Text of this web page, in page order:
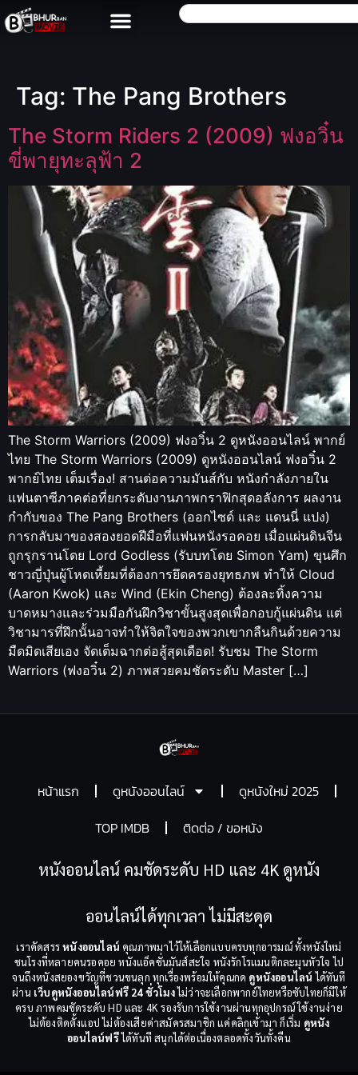
Tag: The Pang Brothers
The Storm Riders 2 (2009) ฟงอวิ๋น
ขี่พายุทะลุฟ้า 2
The Storm Warriors (2009) ฟงอวิ๋น 2 ดูหนังออนไลน์ พากย์
ไทย The Storm Warriors (2009) ดูหนังออนไลน์ ฟงอวิ๋น 2
พากย์ไทย เต็มเรื่อง! สานต่อความมันส์กับ หนังกำลังภายใน
แฟนตาซีภาคต่อที่ยกระดับงานภาพกราฟิกสุดอลังการ ผลงาน
กำกับของ The Pang Brothers (ออกไซด์ และ แดนนี่ แปง)
การกลับมาของสองยอดฝีมือที่แฟนหนังรอคอย เมื่อแผ่นดินจีน
ถูกรุกรานโดย Lord Godless (รับบทโดย Simon Yam) ขุนศึก
ชาวญี่ปุ่นผู้โหดเหี้ยมที่ต้องการยึดครองยุทธภพ ทำให้ Cloud
(Aaron Kwok) และ Wind (Ekin Cheng) ต้องละทิ้งความ
บาดหมางและร่วมมือกันฝึกวิชาขั้นสูงสุดเพื่อกอบกู้แผ่นดิน แต่
วิชามารที่ฝึกนั้นอาจทำให้จิตใจของพวกเขากลืนกินด้วยความ
มืดมิดเสียเอง จัดเต็มฉากต่อสู้สุดเดือด! รับชม The Storm
Warriors (ฟงอวิ๋น 2) ภาพสวยคมชัดระดับ Master […]
หน้าแรก ดูหนังออนไลน์
ดูหนังใหม่ 2025
TOP IMDB
ติดต่อ / ขอหนัง
หนังออนไลน์ คมชัดระดับ HD และ 4K ดูหนัง
ออนไลน์ได้ทุกเวลา ไม่มีสะดุด
เราคัดสรรหนังออนไลน์ คุณภาพมาไว้ให้เลือกแบบครบทุกอารมณ์ ทั้งหนังใหม่
ชนโรงที่หลายคนรอคอย หนังแอ็คชั่นมันส์สะใจ หนังรักโรแมนติกละมุนหัวใจ ไป
จนถึงหนังสยองขวัญที่ชวนขนลุก ทุกเรื่องพร้อมให้คุณกด ดูหนังออนไลน์ ได้ทันที
ผ่าน เว็บดูหนังออนไลน์ฟรี 24 ชั่วโมงไม่ว่าจะเลือกพากย์ไทยหรือซับไทยก็มีให้
ครบ ภาพคมชัดระดับ HD และ 4K รองรับการใช้งานผ่านทุกอุปกรณ์ ใช้งานง่าย
ไม่ต้องติดตั้งแอป ไม่ต้องเสียค่าสมัครสมาชิก แค่คลิกเข้ามา ก็เริ่ม ดูหนัง
ออนไลน์ฟรีได้ทันที สนุกได้ต่อเนื่องตลอดทั้งวันทั้งคืน